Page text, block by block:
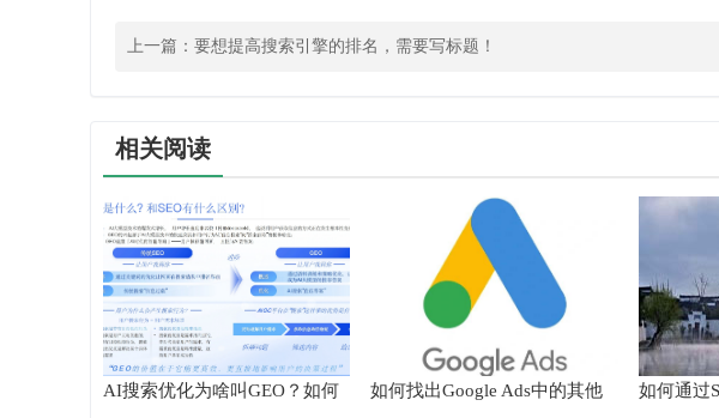
上一篇： 要想提高搜索引擎的排名，需要写标题！
相关阅读
AI搜索优化为啥叫GEO？如何
如何找出Google Ads中的其他
如何通过